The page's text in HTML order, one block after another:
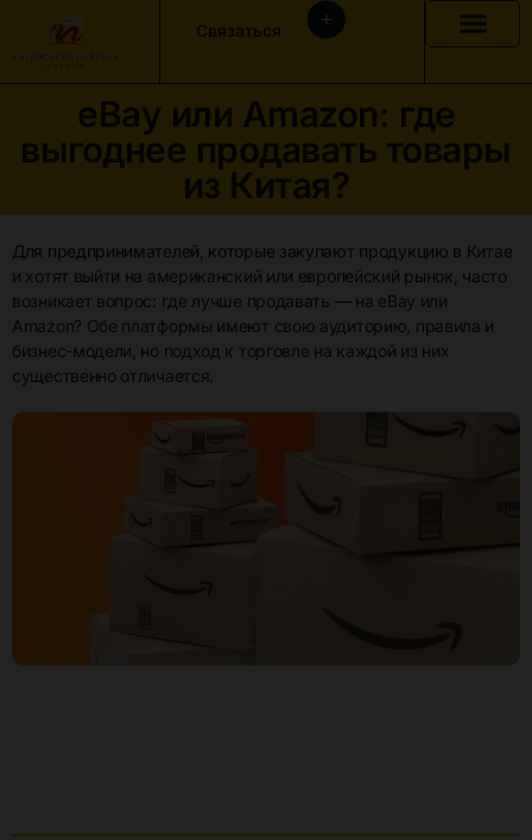
Связаться
eBay или Amazon: где
выгоднее продавать товары
из Китая?
Для предпринимателей, которые закупают продукцию в Китае
и хотят выйти на американский или европейский рынок, часто
возникает вопрос: где лучше продавать — на eBay или
Amazon? Обе платформы имеют свою аудиторию, правила и
бизнес-модели, но подход к торговле на каждой из них
существенно отличается.